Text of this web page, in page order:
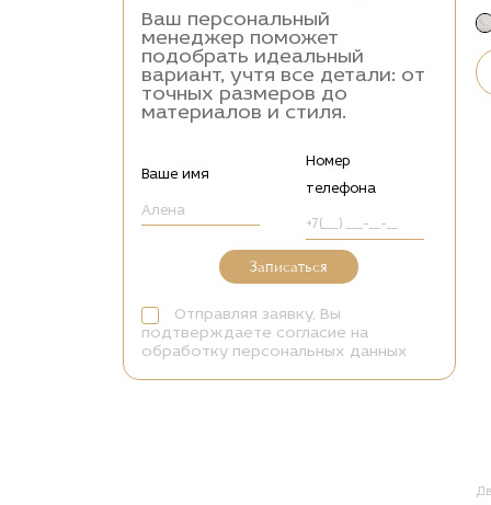
Ваш персональный
менеджер поможет
подобрать идеальный
вариант, учтя все детали: от
точных размеров до
материалов и стиля.
Ваше имя
Номер
телефона
Записаться
Отправляя заявку, Вы
подтверждаете согласие на
обработку персональных данных